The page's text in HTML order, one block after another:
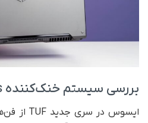
بررسی سیستم خنک‌کننده Arc Flow Fans